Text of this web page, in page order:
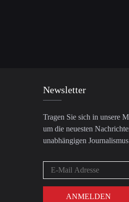
Newsletter
Tragen Sie sich in unsere
um die neuesten
unabhängigen